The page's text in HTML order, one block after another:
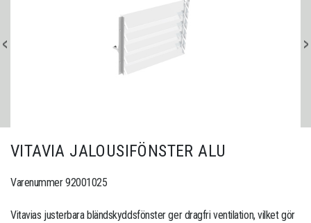
VITAVIA JALOUSIFÖNSTER ALU
Varenummer 92001025
Vitavias justerbara bländskyddsfönster ger dragfri ventilation, vilket gör